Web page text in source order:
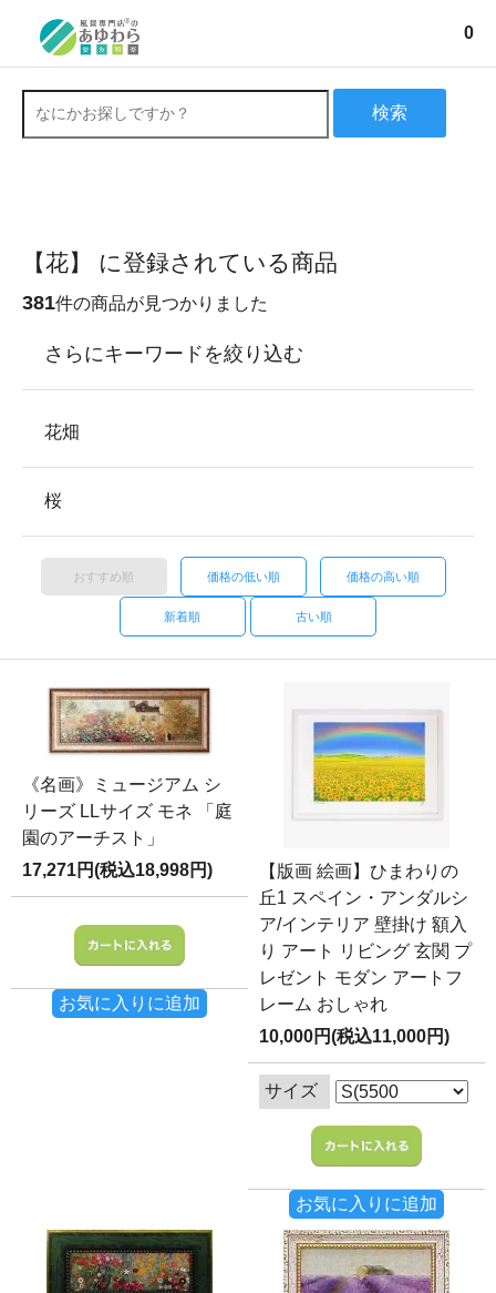
0
検索
【花】 に登録されている商品
381件の商品が見つかりました
さらにキーワードを絞り込む
花畑
桜
おすすめ順 価格の低い順 価格の高い順
新着順 古い順
《名画》ミュージアム シ
リーズ LLサイズ モネ 「庭
園のアーチスト」
17,271円(税込18,998円)
お気に入りに追加
【版画 絵画】ひまわりの
丘1 スペイン・アンダルシ
ア/インテリア 壁掛け 額入
り アート リビング 玄関 プ
レゼント モダン アートフ
レーム おしゃれ
10,000円(税込11,000円)
サイズ
お気に入りに追加